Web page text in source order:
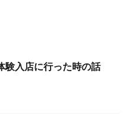
験入店に行った時の話